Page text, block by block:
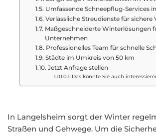
Umfassende Schneepflug-Services
Verlässliche Streudienste für sichere
Maßgeschneiderte Winterlösungen
Unternehmen
Professionelles Team für schnelle
Städte im Umkreis von 50 km
Jetzt Anfrage stellen
Das könnte Sie auch
In Langelsheim sorgt der Winter
Straßen und Gehwege. Um die